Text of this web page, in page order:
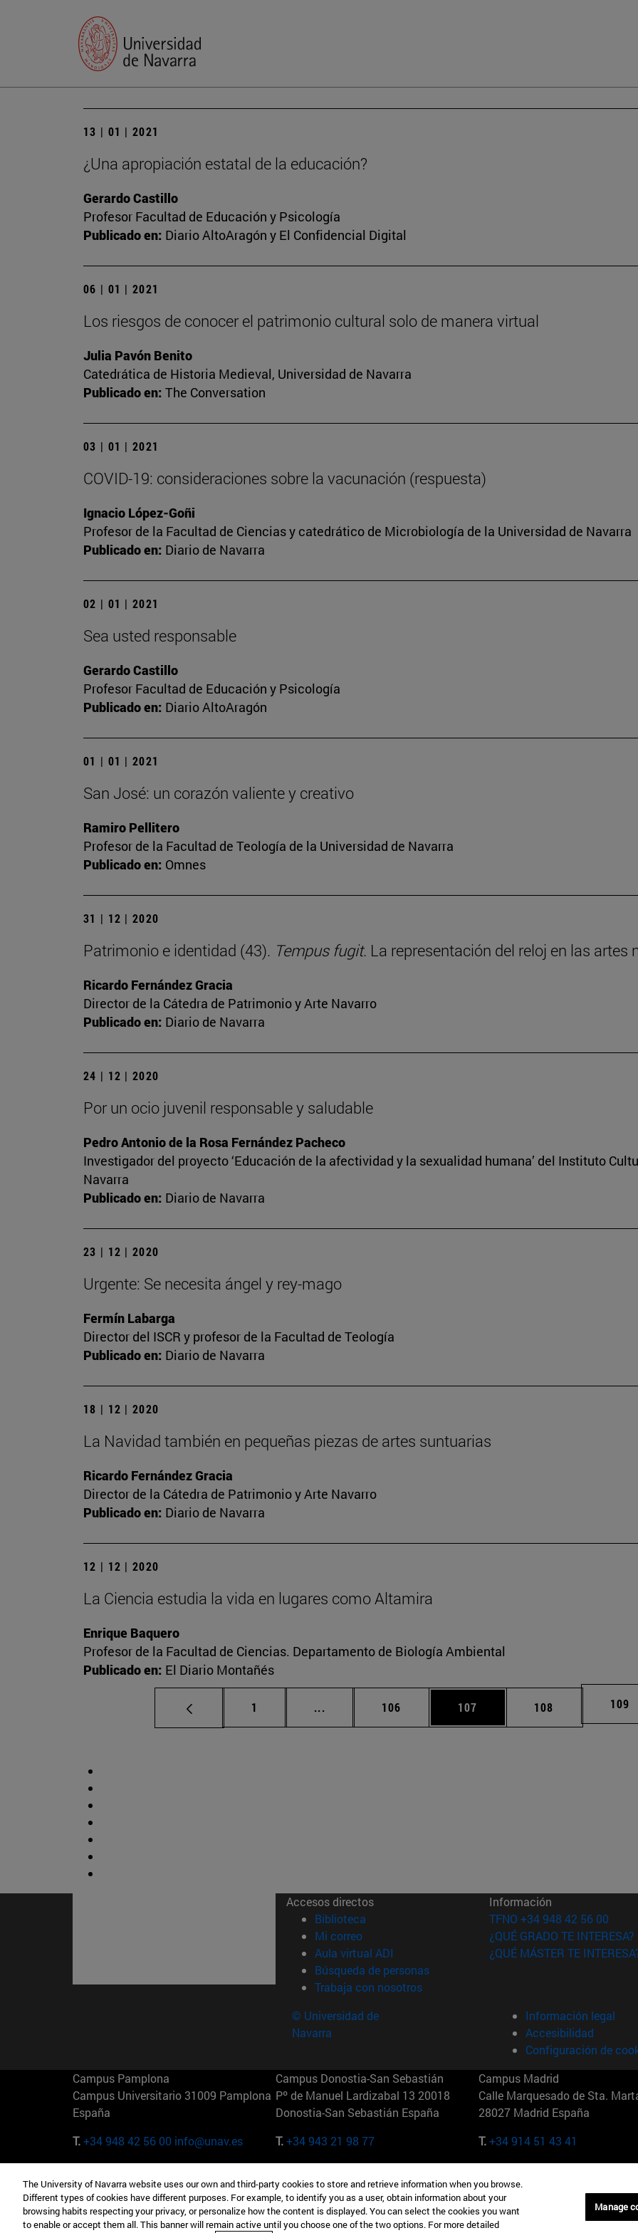
13 | 01 | 2021
¿Una apropiación estatal de la educación?
Gerardo Castillo
Profesor Facultad de Educación y Psicología
Publicado en: Diario AltoAragón y El Confidencial Digital
06 | 01 | 2021
Los riesgos de conocer el patrimonio cultural solo de manera virtual
Julia Pavón Benito
Catedrática de Historia Medieval, Universidad de Navarra
Publicado en: The Conversation
03 | 01 | 2021
COVID-19: consideraciones sobre la vacunación (respuesta)
Ignacio López-Goñi
Profesor de la Facultad de Ciencias y catedrático de Microbiología de la Universidad de Navarra
Publicado en: Diario de Navarra
02 | 01 | 2021
Sea usted responsable
Gerardo Castillo
Profesor Facultad de Educación y Psicología
Publicado en: Diario AltoAragón
01 | 01 | 2021
San José: un corazón valiente y creativo
Ramiro Pellitero
Profesor de la Facultad de Teología de la Universidad de Navarra
Publicado en: Omnes
31 | 12 | 2020
Patrimonio e identidad (43). Tempus fugit. La representación del reloj en las artes
Ricardo Fernández Gracia
Director de la Cátedra de Patrimonio y Arte Navarro
Publicado en: Diario de Navarra
24 | 12 | 2020
Por un ocio juvenil responsable y saludable
Pedro Antonio de la Rosa Fernández Pacheco
Investigador del proyecto ‘Educación de la afectividad y la sexualidad humana’ del Instituto
Navarra
Publicado en: Diario de Navarra
23 | 12 | 2020
Urgente: Se necesita ángel y rey-mago
Fermín Labarga
Director del ISCR y profesor de la Facultad de Teología
Publicado en: Diario de Navarra
18 | 12 | 2020
La Navidad también en pequeñas piezas de artes suntuarias
Ricardo Fernández Gracia
Director de la Cátedra de Patrimonio y Arte Navarro
Publicado en: Diario de Navarra
12 | 12 | 2020
La Ciencia estudia la vida en lugares como Altamira
Enrique Baquero
Profesor de la Facultad de Ciencias. Departamento de Biología Ambiental
Publicado en: El Diario Montañés
Página
1 ... Páginas intermedias Use TAB para desplazarse.
Página
106 Página
107 Página
108 109
Accesos directos
Biblioteca (abre en nueva ventana)
Mi correo(abre en nueva ventana)
Aula virtual ADI (abre en nueva ventana)
Búsqueda de personas(abre en nueva ventana)
Trabaja con nosotros(abre en nueva ventana)
Información
TFNO +34 948 42 56 00
¿QUÉ GRADO TE INTERESA?
¿QUÉ MÁSTER TE
© Universidad de
Navarra
Información legal
Accesibilidad
Configuración de
Campus Pamplona
Campus Universitario 31009 Pamplona
España
T.+34 948 42 56 00 info@unav.es
Campus Donostia-San Sebastián
Pº de Manuel Lardizabal 13 20018
Donostia-San Sebastián España
T.+34 943 21 98 77
Campus Madrid
Calle Marquesado de Sta.
28027 Madrid España
T.+34 914 51 43 41
Camino del Cerro Águila 3 28023
Madrid España
165 W 57th St 10019-2201 Nueva York
EE.UU
Maria-Theresia-Straße 15 81675
Múnich Alemania
The University of Navarra website uses our own and third-party cookies to store and retrieve information when you browse.
Different types of cookies have different purposes. For example, to identify you as a user, obtain information about your
browsing habits respecting your privacy, or personalize how the content is displayed. You can select the cookies you want
to enable or accept them all. This banner will remain active until you choose one of the two options. For more detailed
Manage